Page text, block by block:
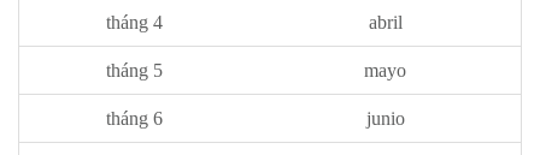
tháng 4 abril
tháng 5 mayo
tháng 6 junio